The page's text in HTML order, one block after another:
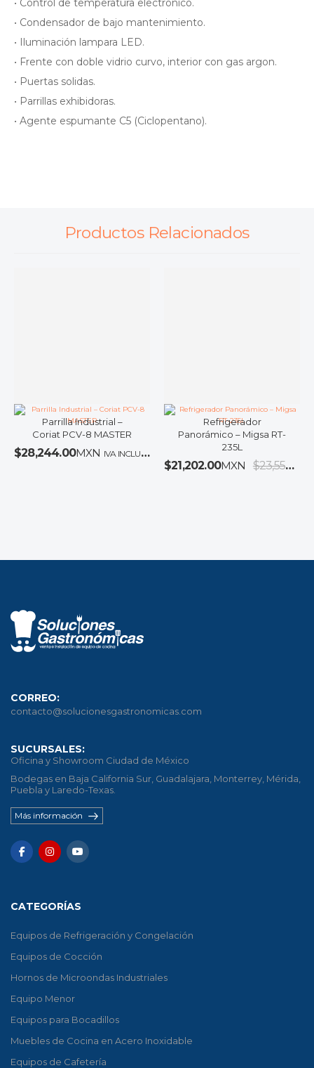
• Control de temperatura electronico.
• Condensador de bajo mantenimiento.
• Iluminación lampara LED.
• Frente con doble vidrio curvo, interior con gas argon.
• Puertas solidas.
• Parrillas exhibidoras.
• Agente espumante C5 (Ciclopentano).
Productos Relacionados
Parrilla Industrial –
Coriat PCV-8 MASTER
$28,244.00MXN IVA INCLUIDO
Refrigerador
Panorámico – Migsa RT-
235L
$21,202.00MXN $23,558.00
CORREO:
contacto@solucionesgastronomicas.com
SUCURSALES:
Oficina y Showroom Ciudad de México
Bodegas en Baja California Sur, Guadalajara, Monterrey, Mérida,
Puebla y Laredo-Texas.
Más información
CATEGORÍAS
Equipos de Refrigeración y Congelación
Equipos de Cocción
Hornos de Microondas Industriales
Equipo Menor
Equipos para Bocadillos
Muebles de Cocina en Acero Inoxidable
Equipos de Cafetería